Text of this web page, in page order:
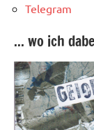
Telegram
... wo ich